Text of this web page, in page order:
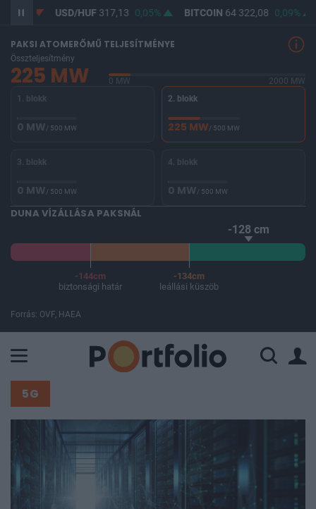
USD/HUF 317,13 0,05% BITCOIN 64 322,08 0,09% BUX146
PAKSI ATOMERŐMŰ TELJESÍTMÉNYE
Összteljesítmény
225 MW 0 MW
2000 MW
1. blokk
0 MW/ 500 MW
2. blokk
225 MW/ 500 MW
3. blokk
0 MW/ 500 MW
4. blokk
0 MW/ 500 MW
DUNA VÍZÁLLÁSA PAKSNÁL
-128 cm
-144cm
biztonsági határ
-134cm
leállási küszöb
Forrás: OVF, HAEA
5G